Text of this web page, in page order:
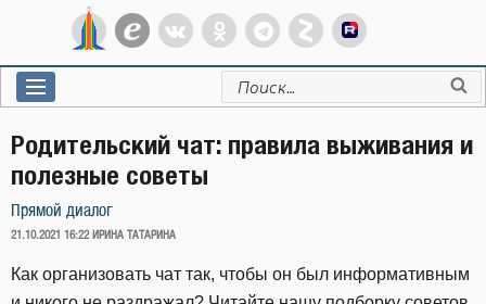
Искать:
Родительский чат: правила выживания и
полезные советы
Прямой диалог
ОПУБЛИКОВАНО
21.10.2021 16:22 ИРИНА ТАТАРИНА
Как организовать чат так, чтобы он был информативным